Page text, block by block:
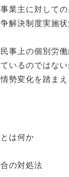
業主に対して
解決制度実施
事上の個別労
いるのではない
勢変化を踏ま
は何か
の対処法